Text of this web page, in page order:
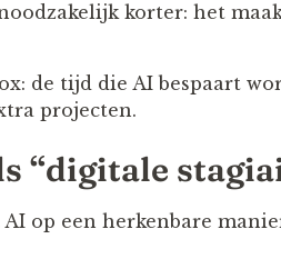
korter: het
de tijd die AI bespaart
projecten.
“digitale
op een herkenbare